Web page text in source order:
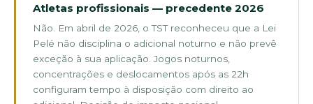
Atletas profissionais — precedente 2026
Não. Em abril de 2026, o TST reconheceu que a Lei
Pelé não disciplina o adicional noturno e não prevê
exceção à sua aplicação. Jogos noturnos,
concentrações e deslocamentos após as 22h
configuram tempo à disposição com direito ao